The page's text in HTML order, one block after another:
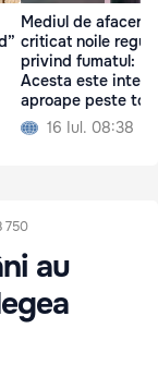
Mediul de afaceri a
criticat noile reguli
privind fumatul:
Acesta este
aproape peste tot
16 Iul. 08:38
750
au